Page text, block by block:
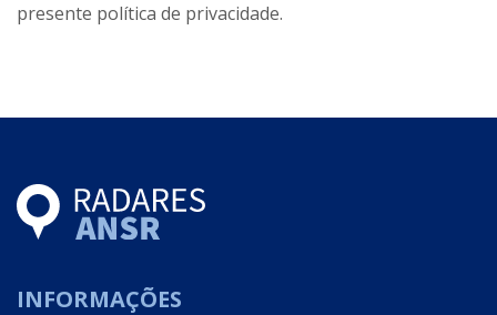
presente política de privacidade.
INFORMAÇÕES